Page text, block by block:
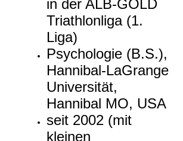
in der ALB-GOLD
Triathlonliga (1.
Liga)
Psychologie (B.S.),
Hannibal-LaGrange
Universität,
Hannibal MO, USA
seit 2002 (mit
kleinen